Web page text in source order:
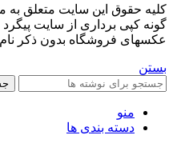
کليه حقوق اين سايت متعلق به
گونه کپی برداری از سایت پیگرد
عکسهای فروشگاه بدون ذکر
بستن
منو
دسته بندی ها